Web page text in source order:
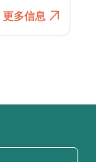
更多信息